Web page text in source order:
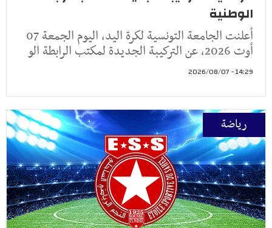
الوطنية
أعلنت الجامعة التونسية لكرة اليد، اليوم الجمعة 07
أوت 2026، عن التركيبة الجديدة لمكتب الرابطة الو
14:29 - 2026/08/07
رياضة